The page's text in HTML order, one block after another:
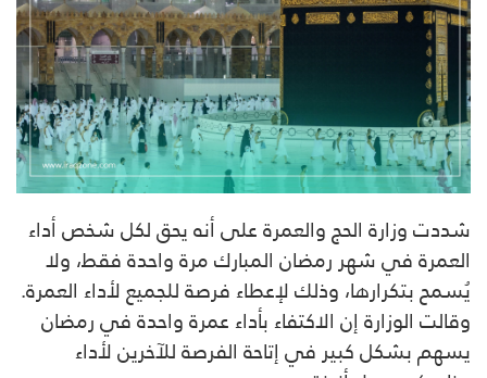
شددت وزارة الحج والعمرة على أنه يحق لكل شخص أداء
العمرة في شهر رمضان المبارك مرة واحدة فقط، ولا
يُسمح بتكرارها، وذلك لإعطاء فرصة للجميع لأداء العمرة.
وقالت الوزارة إن الاكتفاء بأداء عمرة واحدة في رمضان
يسهم بشكل كبير في إتاحة الفرصة للآخرين لأداء